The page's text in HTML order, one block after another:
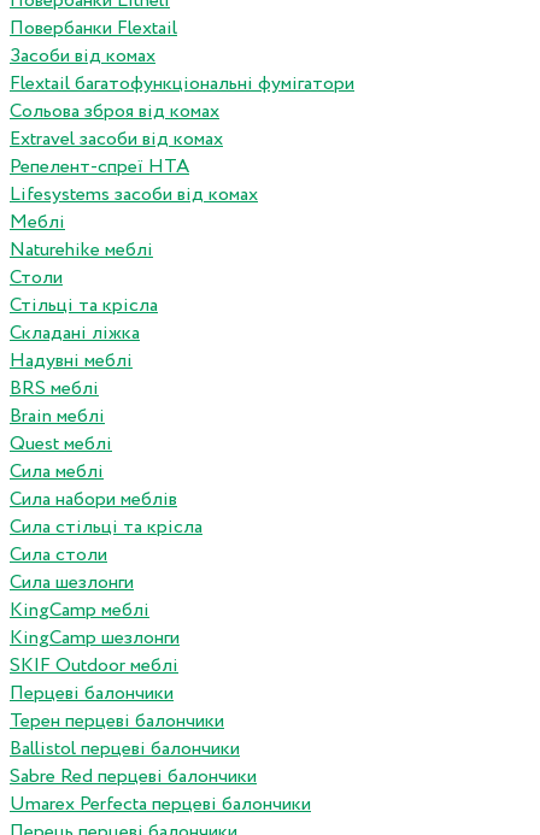
Повербанки Flextail
Засоби від комах
Flextail багатофункціональні фумігатори
Сольова зброя від комах
Extravel засоби від комах
Репелент-спреї HTA
Lifesystems засоби від комах
Меблі
Naturehike меблі
Столи
Стільці та крісла
Складані ліжка
Надувні меблі
BRS меблі
Brain меблі
Quest меблі
Сила меблі
Сила набори меблів
Сила стільці та крісла
Сила столи
Сила шезлонги
KingCamp меблі
KingCamp шезлонги
SKIF Outdoor меблі
Перцеві балончики
Терен перцеві балончики
Ballistol перцеві балончики
Sabre Red перцеві балончики
Umarex Perfecta перцеві балончики